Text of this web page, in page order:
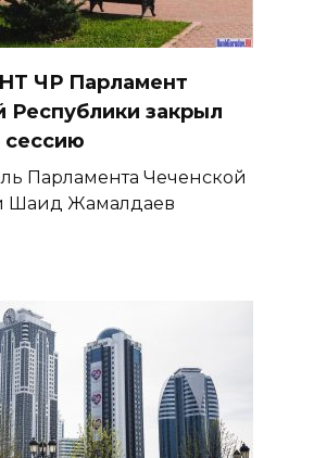
ЧР Парламент
Республики закрыл
Парламента Чеченской
Шаид Жамалдаев